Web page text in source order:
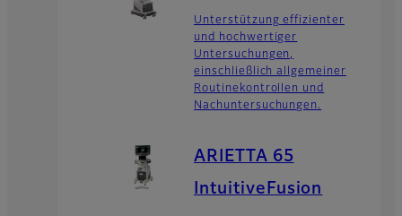
Unterstützung effizienter
und hochwertiger
Untersuchungen,
einschließlich allgemeiner
Routinekontrollen und
Nachuntersuchungen.
ARIETTA 65
IntuitiveFusion